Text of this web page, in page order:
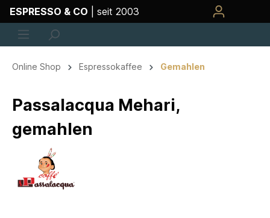
ESPRESSO & CO | seit 2003
Online Shop Espressokaffee Gemahlen
Passalacqua Mehari,
gemahlen